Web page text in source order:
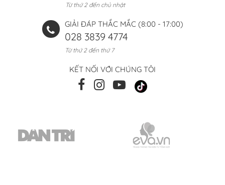
Từ thứ 2 đến chủ nhật
GIẢI ĐÁP THẮC MẮC (8:00 - 17:00)
028 3839 4774
Từ thứ 2 đến thứ 7
KẾT NỐI VỚI CHÚNG TÔI